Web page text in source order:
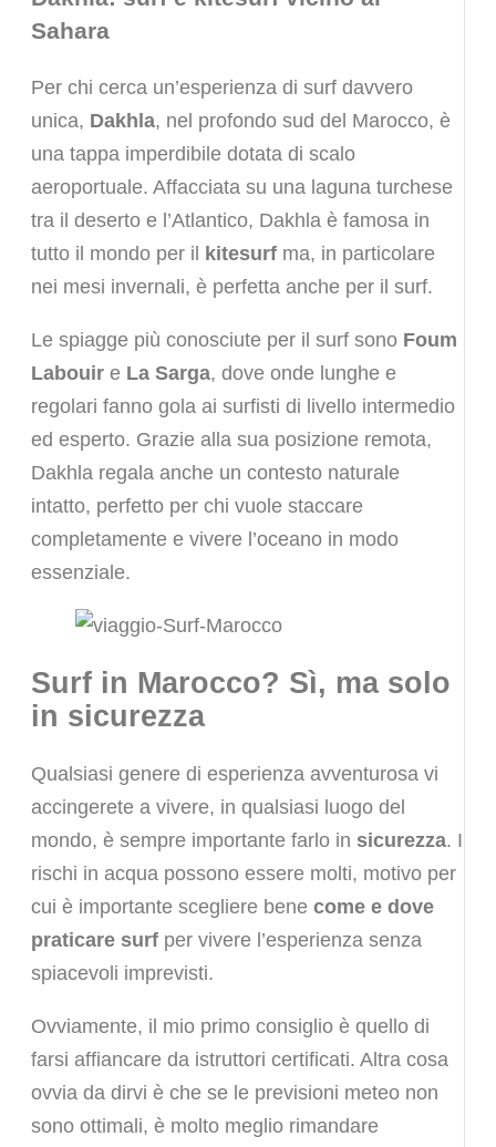
Sahara
Per chi cerca un’esperienza di surf davvero
unica, Dakhla, nel profondo sud del Marocco, è
una tappa imperdibile dotata di scalo
aeroportuale. Affacciata su una laguna turchese
tra il deserto e l’Atlantico, Dakhla è famosa in
tutto il mondo per il kitesurf ma, in particolare
nei mesi invernali, è perfetta anche per il surf.
Le spiagge più conosciute per il surf sono Foum
Labouir e La Sarga, dove onde lunghe e
regolari fanno gola ai surfisti di livello intermedio
ed esperto. Grazie alla sua posizione remota,
Dakhla regala anche un contesto naturale
intatto, perfetto per chi vuole staccare
completamente e vivere l’oceano in modo
essenziale.
Surf in Marocco? Sì, ma solo
in sicurezza
Qualsiasi genere di esperienza avventurosa vi
accingerete a vivere, in qualsiasi luogo del
mondo, è sempre importante farlo in sicurezza. I
rischi in acqua possono essere molti, motivo per
cui è importante scegliere bene come e dove
praticare surf per vivere l’esperienza senza
spiacevoli imprevisti.
Ovviamente, il mio primo consiglio è quello di
farsi affiancare da istruttori certificati. Altra cosa
ovvia da dirvi è che se le previsioni meteo non
sono ottimali, è molto meglio rimandare